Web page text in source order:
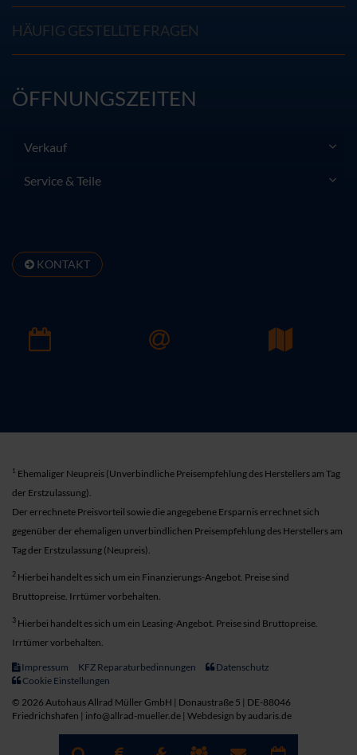
HÄUFIG GESTELLTE FRAGEN
ÖFFNUNGSZEITEN
Verkauf
Service & Teile
KONTAKT
1 Ehemaliger Neupreis (Unverbindliche Preisempfehlung des Herstellers am Tag
der Erstzulassung).
Der errechnete Preisvorteil sowie die angegebene Ersparnis errechnet sich
gegenüber der ehemaligen unverbindlichen Preisempfehlung des Herstellers am
Tag der Erstzulassung (Neupreis).
2 Hierbei handelt es sich um ein Finanzierungs-Angebot. Preise sind
Bruttopreise. Irrtümer vorbehalten.
3 Hierbei handelt es sich um ein Leasing-Angebot. Preise sind Bruttopreise.
Irrtümer vorbehalten.
Impressum KFZ Reparaturbedinnungen
Datenschutz
Cookie Einstellungen
© 2026 Autohaus Allrad Müller GmbH | Donaustraße 5 | DE-88046
Friedrichshafen | info@allrad-mueller.de | Webdesign by audaris.de